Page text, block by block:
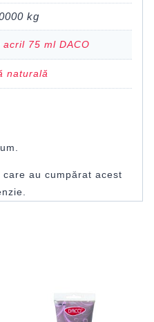
kg
acril 75 ml DACO
naturală
au cumpărat acest